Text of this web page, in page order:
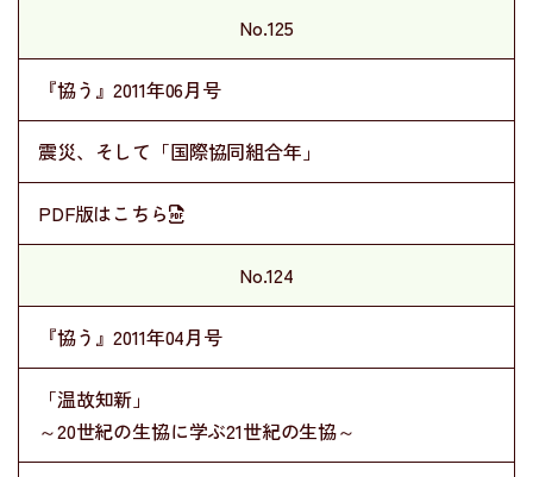
No.125
『協う』2011年06月号
震災、そして「国際協同組合年」
PDF版はこちら
No.124
『協う』2011年04月号
「温故知新」
～20世紀の生協に学ぶ21世紀の生協～